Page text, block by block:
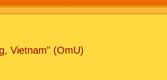
Vietnam" (OmU)